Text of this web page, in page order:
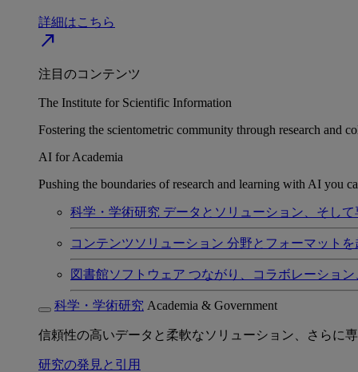
詳細はこちら
north_east
注目のコンテンツ
The Institute for Scientific Information
Fostering the scientometric community through research and
AI for Academia
Pushing the boundaries of research and learning with AI you
科学・学術研究 データとソリューション、そし
コンテンツソリューション 分野とフォーマット
図書館ソフトウェア つながり、コラボレーショ
科学・学術研究 Academia & Government
信頼性の高いデータと柔軟なソリューション、さらに
研究の発見と引用